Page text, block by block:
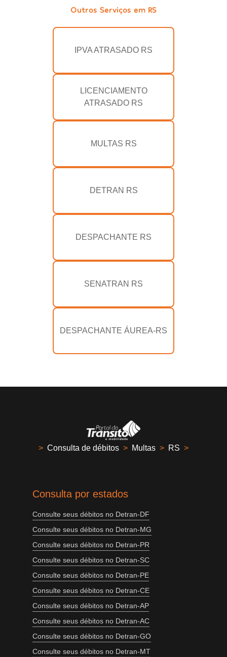
Outros Serviços em RS
IPVA ATRASADO RS
LICENCIAMENTO
ATRASADO RS
MULTAS RS
DETRAN RS
DESPACHANTE RS
SENATRAN RS
DESPACHANTE ÁUREA-RS
> Consulta de débitos > Multas > RS >
Consulta por estados
Consulte seus débitos no Detran-DF
Consulte seus débitos no Detran-MG
Consulte seus débitos no Detran-PR
Consulte seus débitos no Detran-SC
Consulte seus débitos no Detran-PE
Consulte seus débitos no Detran-CE
Consulte seus débitos no Detran-AP
Consulte seus débitos no Detran-AC
Consulte seus débitos no Detran-GO
Consulte seus débitos no Detran-MT